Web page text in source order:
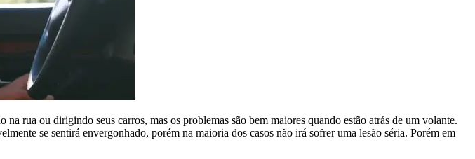
rua ou dirigindo seus carros, mas os problemas são bem maiores quando estão atrás de um volante.
se sentirá envergonhado, porém na maioria dos casos não irá sofrer uma lesão séria. Porém em